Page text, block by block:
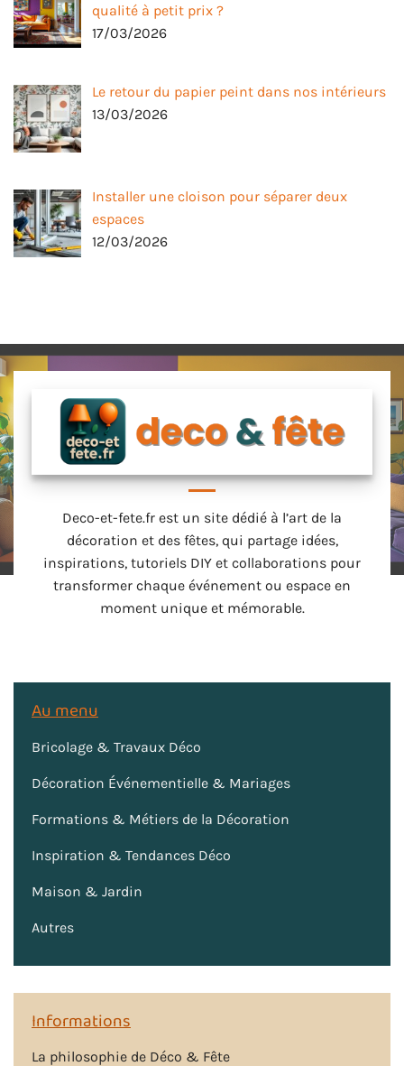
qualité à petit prix ?
17/03/2026
Le retour du papier peint dans nos intérieurs
13/03/2026
Installer une cloison pour séparer deux
espaces
12/03/2026
Deco-et-fete.fr est un site dédié à l’art de la
décoration et des fêtes, qui partage idées,
inspirations, tutoriels DIY et collaborations pour
transformer chaque événement ou espace en
moment unique et mémorable.
Au menu
Bricolage & Travaux Déco
Décoration Événementielle & Mariages
Formations & Métiers de la Décoration
Inspiration & Tendances Déco
Maison & Jardin
Autres
Informations
La philosophie de Déco & Fête